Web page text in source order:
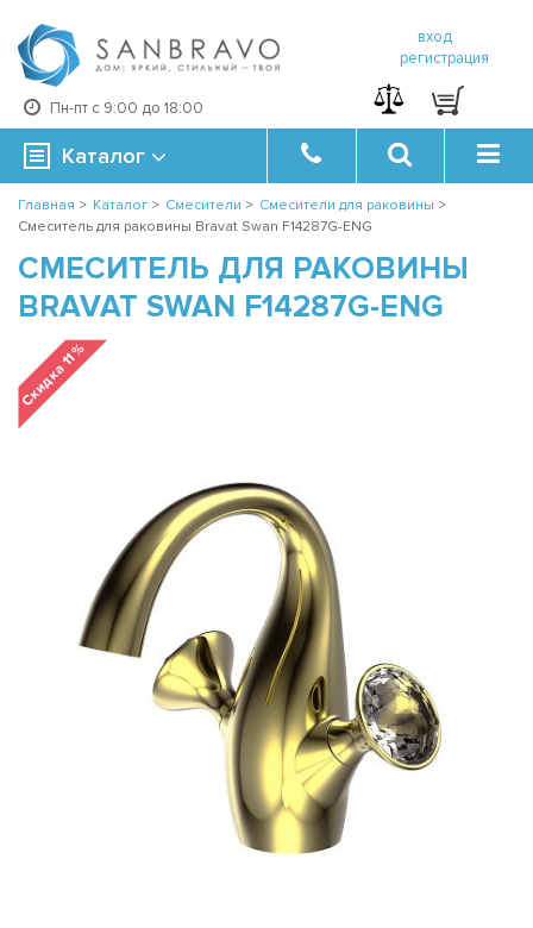
Пн-пт с 9:00 до 18:00
вход
регистрация
Каталог
Главная > Каталог > Смесители > Смесители для раковины >
Смеситель для раковины Bravat Swan F14287G-ENG
СМЕСИТЕЛЬ ДЛЯ РАКОВИНЫ
BRAVAT SWAN F14287G-ENG
Скидка 11 %